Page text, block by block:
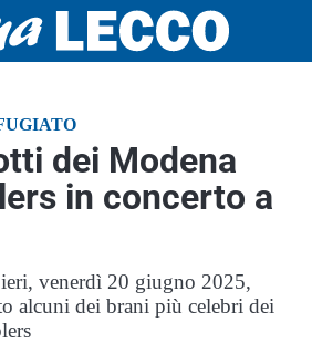
dei Modena
in concerto a
venerdì 20 giugno 2025,
alcuni dei brani più celebri dei